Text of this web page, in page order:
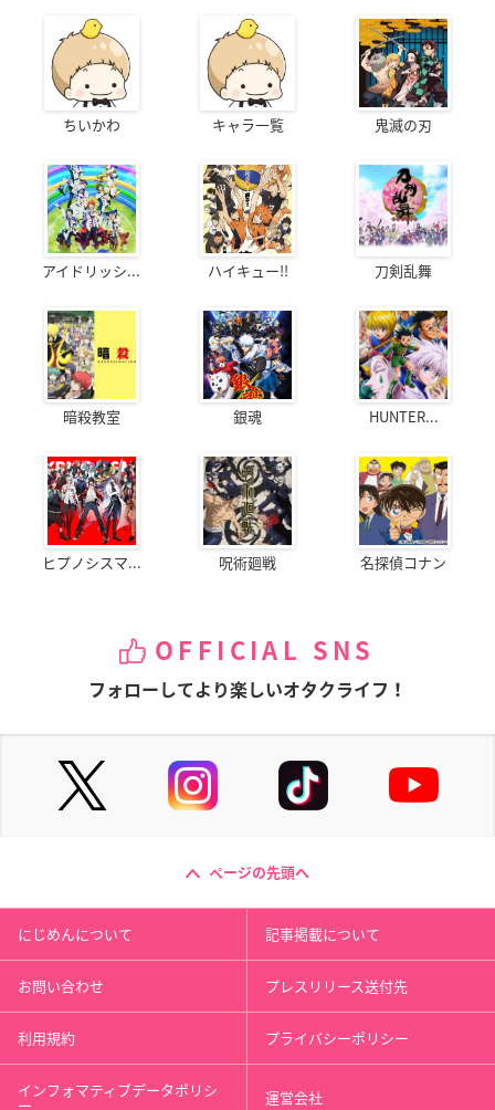
ちいかわ キャラ一覧 鬼滅の刃
アイドリッシ... ハイキュー!! 刀剣乱舞
暗殺教室 銀魂 HUNTER...
ヒプノシスマ... 呪術廻戦 名探偵コナン
OFFICIAL SNS
フォローしてより楽しいオタクライフ！
ページの先頭へ
にじめんについて 記事掲載について
お問い合わせ プレスリリース送付先
利用規約 プライバシーポリシー
インフォマティブデータポリシ
ー 運営会社